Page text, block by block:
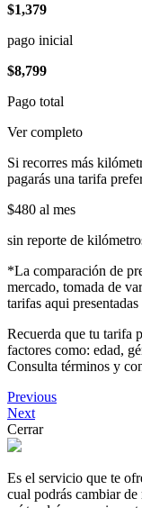
$1,379
pago inicial
$8,799
Pago total
Ver completo
Si recorres más
pagarás una tarifa
$480 al mes
sin reporte de
*La comparación de
mercado, tomada de
tarifas aqui
Recuerda que tu tarifa
factores como: edad,
Consulta términos y
Previous
Next
Cerrar
Es el servicio que te
cual podrás cambiar